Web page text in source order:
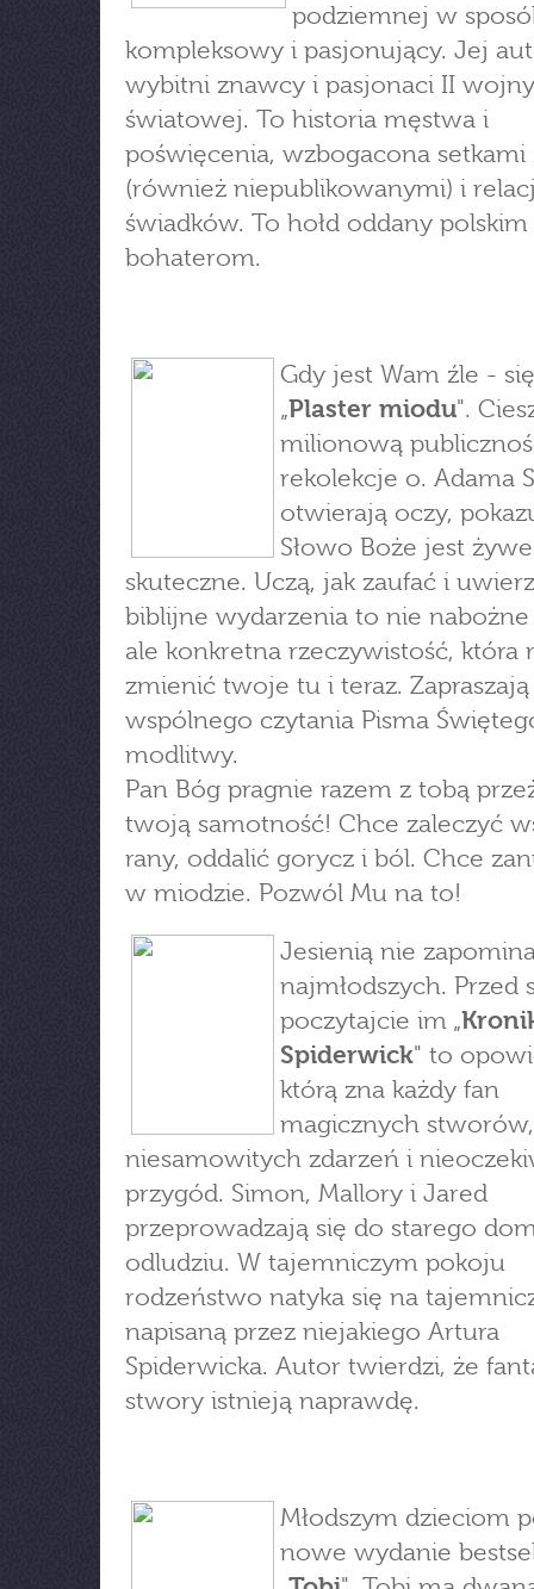
podziemnej w
kompleksowy i pasjonujący. Jej
wybitni znawcy i pasjonaci II wojny
światowej. To historia męstwa i
poświęcenia, wzbogacona setkami
(również niepublikowanymi) i
świadków. To hołd oddany polskim
bohaterom.
Gdy jest Wam źle -
„Plaster miodu".
milionową
rekolekcje o. Adama
otwierają oczy,
Słowo Boże jest
skuteczne. Uczą, jak zaufać i
biblijne wydarzenia to nie nabożne
ale konkretna rzeczywistość, która
zmienić twoje tu i teraz.
wspólnego czytania Pisma
modlitwy.
Pan Bóg pragnie razem z tobą
twoją samotność! Chce zaleczyć
rany, oddalić gorycz i ból. Chce
w miodzie. Pozwól Mu na to!
Jesienią nie
najmłodszych. Przed
poczytajcie im „
Spiderwick" to
którą zna każdy fan
magicznych stworów,
niesamowitych zdarzeń i
przygód. Simon, Mallory i Jared
przeprowadzają się do starego
odludziu. W tajemniczym pokoju
rodzeństwo natyka się na
napisaną przez niejakiego Artura
Spiderwicka. Autor twierdzi, że
stwory istnieją naprawdę.
Młodszym dzieciom
nowe wydanie